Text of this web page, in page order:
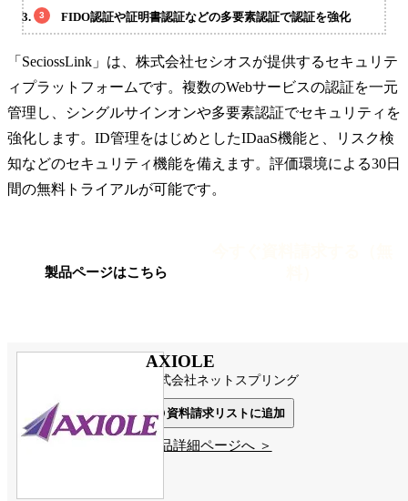
FIDO認証や証明書認証などの多要素認証で認証を強化
「SeciossLink」は、株式会社セシオスが提供するセキュリテ
ィプラットフォームです。複数のWebサービスの認証を一元
管理し、シングルサインオンや多要素認証でセキュリティを
強化します。ID管理をはじめとしたIDaaS機能と、リスク検
知などのセキュリティ機能を備えます。評価環境による30日
間の無料トライアルが可能です。
製品ページはこちら
AXIOLE
株式会社ネットスプリング
資料請求リストに追加
製品詳細ページへ ＞